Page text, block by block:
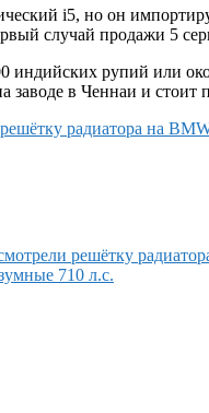
i5, но он
случай продажи 5
индийских рупий или
заводе в Ченнаи и стоит
радиатора на
решётку
710 л.с.